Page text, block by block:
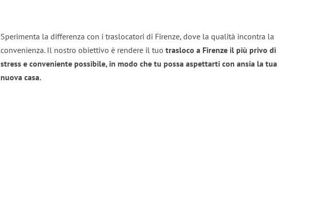
Sperimenta la differenza con i traslocatori di Firenze, dove la qualità incontra la
convenienza. Il nostro obiettivo è rendere il tuo trasloco a Firenze il più privo di
stress e conveniente possibile, in modo che tu possa aspettarti con ansia la tua
nuova casa.